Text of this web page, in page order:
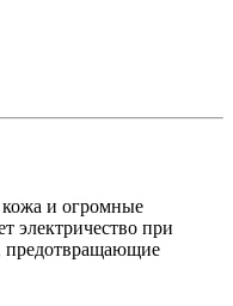
кожа и огромные
электричество при
предотвращающие